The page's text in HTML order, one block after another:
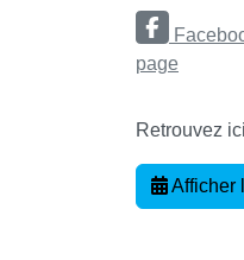
page
Retrouvez
Afficher